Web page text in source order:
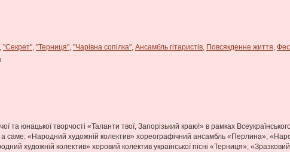
, "Секрет", "Терниця", "Чарівна сопілка", Ансамбль гітаристів, Повсякденне життя,
та юнацької творчості «Таланти твої, Запорізький краю!» в рамках
а саме: «Народний художній колектив» хореографічний ансамбль «Перлина»;
художній колектив» хоровий колектив української пісні «Терниця»;